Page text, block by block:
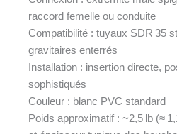
raccord femelle ou conduite
Compatibilité : tuyaux SDR 35
gravitaires enterrés
Installation : insertion directe,
sophistiqués
Couleur : blanc PVC standard
Poids approximatif : ~2,5 lb (≈